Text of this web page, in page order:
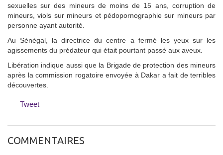
sexuelles sur des mineurs de moins de 15 ans, corruption de
mineurs, viols sur mineurs et pédopornographie sur mineurs par
personne ayant autorité.
Au Sénégal, la directrice du centre a fermé les yeux sur les
agissements du prédateur qui était pourtant passé aux aveux.
Libération indique aussi que la Brigade de protection des mineurs
après la commission rogatoire envoyée à Dakar a fait de terribles
découvertes.
Tweet
COMMENTAIRES